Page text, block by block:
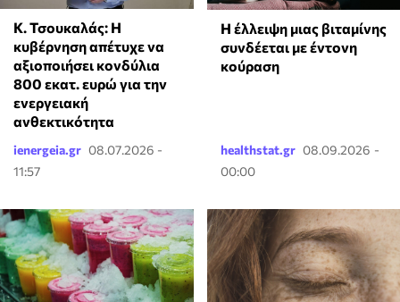
Κ. Τσουκαλάς: Η
κυβέρνηση απέτυχε να
αξιοποιήσει κονδύλια
800 εκατ. ευρώ για την
ενεργειακή
ανθεκτικότητα
ienergeia.gr 08.07.2026 -
11:57
⁠Η έλλειψη μιας βιταμίνης
συνδέεται με έντονη
κούραση
healthstat.gr 08.09.2026 -
00:00